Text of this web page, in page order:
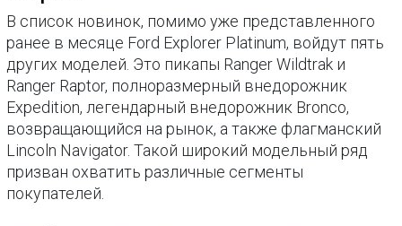
В список новинок, помимо уже представленного
ранее в месяце Ford Explorer Platinum, войдут пять
других моделей. Это пикапы Ranger Wildtrak и
Ranger Raptor, полноразмерный внедорожник
Expedition, легендарный внедорожник Bronco,
возвращающийся на рынок, а также флагманский
Lincoln Navigator. Такой широкий модельный ряд
призван охватить различные сегменты
покупателей.